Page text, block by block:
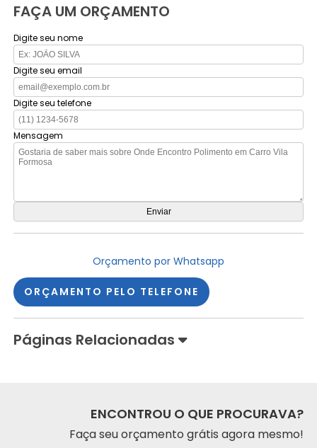
FAÇA UM ORÇAMENTO
Digite seu nome
Digite seu email
Digite seu telefone
Mensagem
Orçamento por Whatsapp
ORÇAMENTO PELO TELEFONE
Páginas Relacionadas
ENCONTROU O QUE PROCURAVA?
Faça seu orçamento grátis agora mesmo!